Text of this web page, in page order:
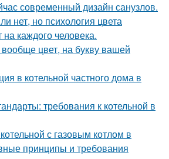
современный дизайн санузлов.
нет, но психология цвета
каждого человека.
цвет, на букву вашей
в котельной частного дома в
требования к котельной в
с газовым котлом в
принципы и требования